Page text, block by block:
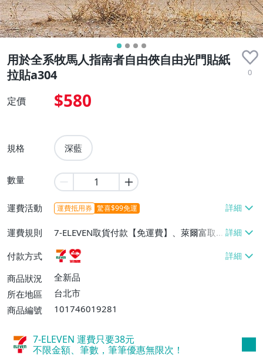
用於全系牧馬人指南者自由俠自由光門貼紙
拉貼a304
0
定價 $580
規格 深藍
數量
運費活動 運費抵用券 驚喜$99免運
運費規則
7-ELEVEN取貨付款【免運費】、萊爾富取
貨付款【免運費】
付款方式
商品狀況
全新品
所在地區
台北市
商品編號
101746019281
7-ELEVEN 運費只要38元
不限金額、筆數，筆筆優惠無限次！